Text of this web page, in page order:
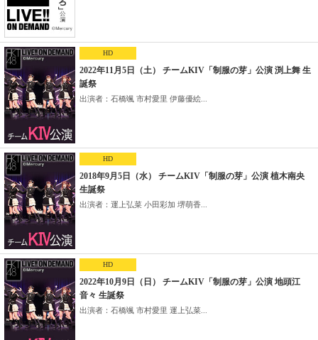
HD
2022年11月5日（土） チームKIV「制服の芽」公演 渕上舞 生
誕祭
出演者：石橋颯 市村愛里 伊藤優絵...
HD
2018年9月5日（水） チームKIV「制服の芽」公演 植木南央
生誕祭
出演者：運上弘菜 小田彩加 堺萌香...
HD
2022年10月9日（日） チームKIV「制服の芽」公演 地頭江
音々 生誕祭
出演者：石橋颯 市村愛里 運上弘菜...